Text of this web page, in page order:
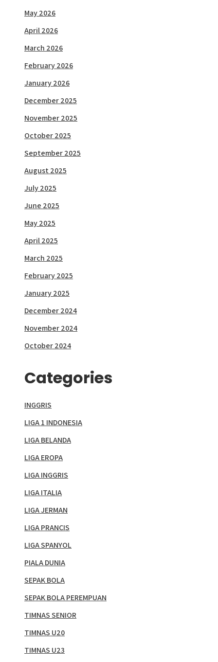
May 2026
April 2026
March 2026
February 2026
January 2026
December 2025
November 2025
October 2025
September 2025
August 2025
July 2025
June 2025
May 2025
April 2025
March 2025
February 2025
January 2025
December 2024
November 2024
October 2024
Categories
INGGRIS
LIGA 1 INDONESIA
LIGA BELANDA
LIGA EROPA
LIGA INGGRIS
LIGA ITALIA
LIGA JERMAN
LIGA PRANCIS
LIGA SPANYOL
PIALA DUNIA
SEPAK BOLA
SEPAK BOLA PEREMPUAN
TIMNAS SENIOR
TIMNAS U20
TIMNAS U23